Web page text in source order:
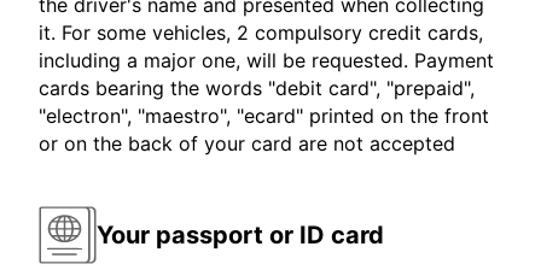
the driver's name and presented when collecting
it. For some vehicles, 2 compulsory credit cards,
including a major one, will be requested. Payment
cards bearing the words "debit card", "prepaid",
"electron", "maestro", "ecard" printed on the front
or on the back of your card are not accepted
Your passport or ID card